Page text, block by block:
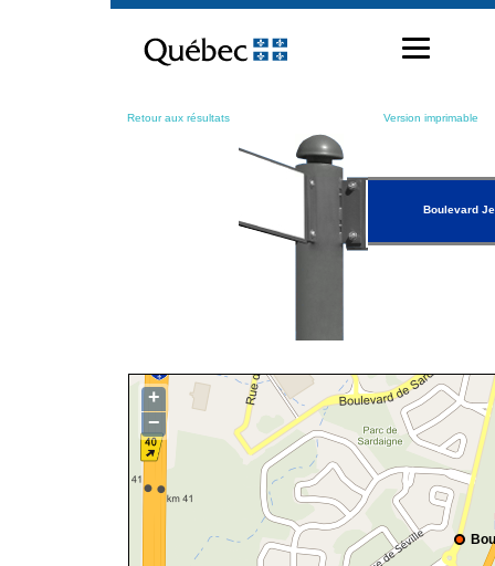
contenu
Retour aux résultats Version imprimable
Boulevard
+
−